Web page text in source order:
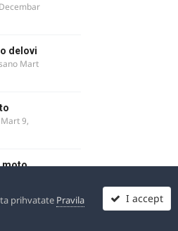
Decembar
delovi
Mart
Mart 9,
moto
4,
prihvatate Pravila
I accept